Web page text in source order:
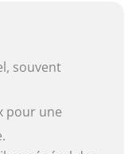
souvent
pour une